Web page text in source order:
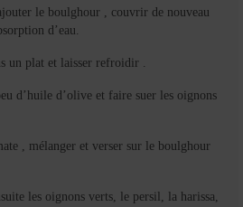
le boulghour , couvrir de nouveau
d’eau.
un plat et laisser refroidir .
d’huile d’olive et faire suer les oignons
, mélanger et verser sur le boulghour
les oignons verts, le persil, la harissa,